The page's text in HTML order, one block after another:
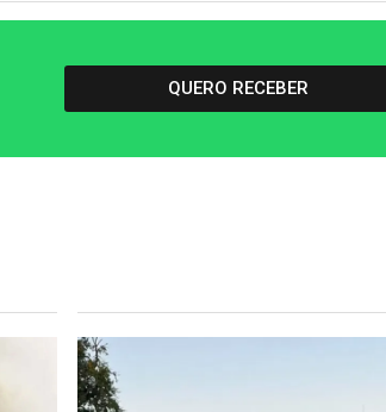
QUERO RECEBER